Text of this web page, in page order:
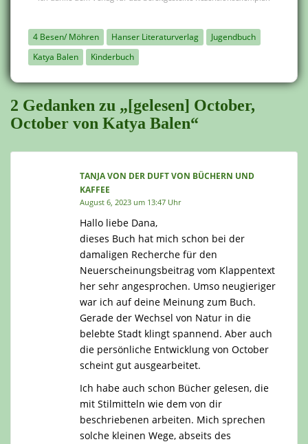
4 Besen/ Möhren Hanser Literaturverlag
Jugendbuch
Katya Balen
Kinderbuch
2 Gedanken zu „[gelesen] October,
October von Katya Balen“
TANJA VON DER DUFT VON BÜCHERN UND
KAFFEE
August 6, 2023 um 13:47 Uhr
Hallo liebe Dana,
dieses Buch hat mich schon bei der
damaligen Recherche für den
Neuerscheinungsbeitrag vom Klappentext
her sehr angesprochen. Umso neugieriger
war ich auf deine Meinung zum Buch.
Gerade der Wechsel von Natur in die
belebte Stadt klingt spannend. Aber auch
die persönliche Entwicklung von October
scheint gut ausgearbeitet.
Ich habe auch schon Bücher gelesen, die
mit Stilmitteln wie dem von dir
beschriebenen arbeiten. Mich sprechen
solche kleinen Wege, abseits des